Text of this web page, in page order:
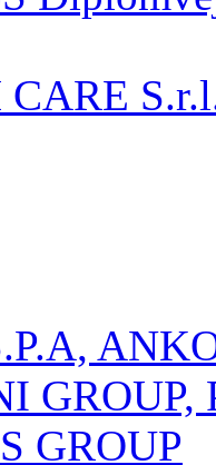
GROUP